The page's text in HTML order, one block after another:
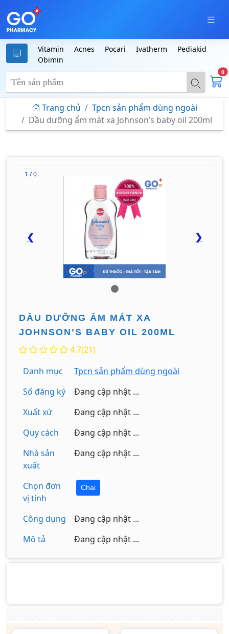
Vitamin Acnes Pocari Ivatherm
Pediakid
Obimin
0
Trang chủ
Tpcn sản phẩm dùng ngoài
Dầu dưỡng ẩm mát xa Johnson’s baby oil 200ml
1 / 0
❮ ❯
DẦU DƯỠNG ẨM MÁT XA
JOHNSON’S BABY OIL 200ML
4.7(21)
Danh mục
Tpcn sản phẩm dùng ngoài
Số đăng ký
Đang cập nhật ...
Xuất xứ
Đang cập nhật ...
Quy cách
Đang cập nhật ...
Nhà sản
xuất
Đang cập nhật ...
Chọn đơn
vị tính
Chai
Công dụng
Đang cập nhật ...
Mô tả
Đang cập nhật ...